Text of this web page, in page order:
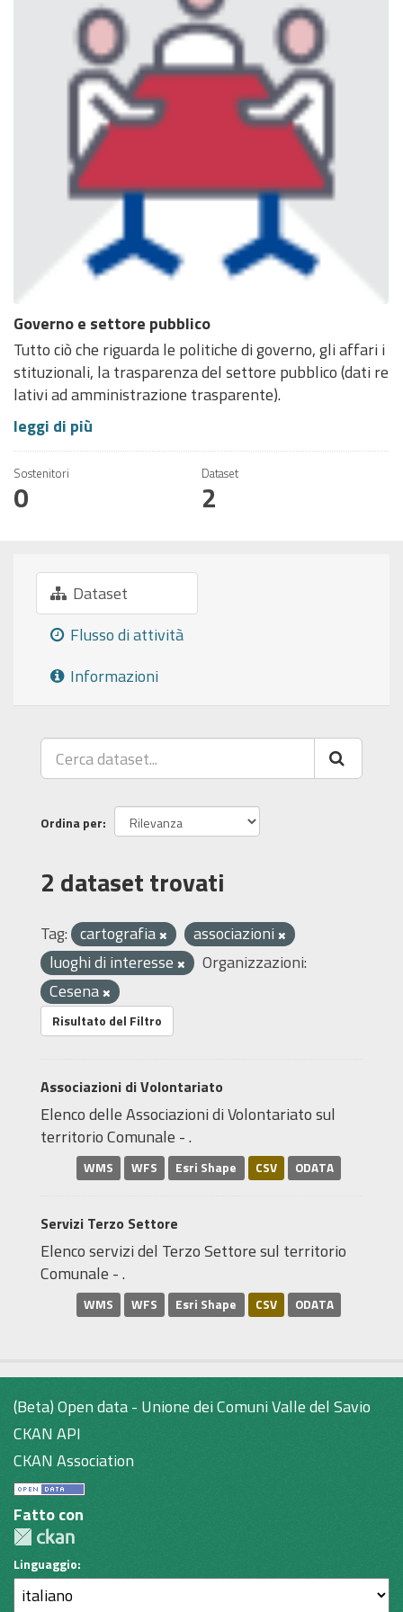
Governo e settore pubblico
Tutto ciò che riguarda le politiche di governo, gli affari i
stituzionali, la trasparenza del settore pubblico (dati re
lativi ad amministrazione trasparente).
leggi di più
Sostenitori
0
Dataset
2
Dataset
Flusso di attività
Informazioni
Ordina per
2 dataset trovati
Tag: cartografia
associazioni
luoghi di interesse
Organizzazioni:
Cesena
Risultato del Filtro
Associazioni di Volontariato
Elenco delle Associazioni di Volontariato sul
territorio Comunale - .
WMS WFS Esri Shape CSV ODATA
Servizi Terzo Settore
Elenco servizi del Terzo Settore sul territorio
Comunale - .
WMS WFS Esri Shape CSV ODATA
(Beta) Open data - Unione dei Comuni Valle del Savio
CKAN API
CKAN Association
Fatto con
Linguaggio